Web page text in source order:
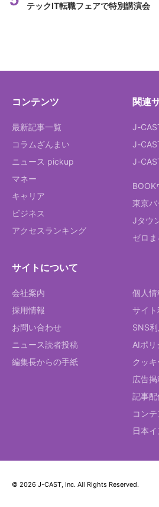
テックIT転職フェアで特別講演会
コンテンツ
最新記事一覧
コラムざんまい
ニュース pickup
マネー
キャリア
ビジネス
アクセスランキング
関連
J-
J-
J-
BOOK
東京
Jタウ
ゼロま
サイトについて
会社案内
採用情報
お問い合わせ
ニュース読者投稿
編集長からの手紙
個人
サイ
SNS
AIポリ
クッ
広告掲
記事配
コン
日本
© 2026 J-CAST, Inc. All Rights Reserved.